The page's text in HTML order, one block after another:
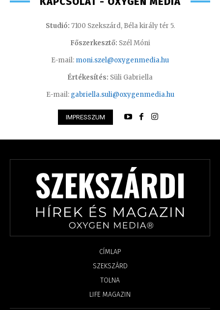
Studió: 7100 Szekszárd, Béla király tér 5.
Főszerkesztő: Szél Móni
E-mail: moni.szel@oxygenmedia.hu
Értékesítés: Süli Gabriella
E-mail: gabriella.suli@oxygenmedia.hu
IMPRESSZUM
CÍMLAP
SZEKSZÁRD
TOLNA
LIFE MAGAZIN